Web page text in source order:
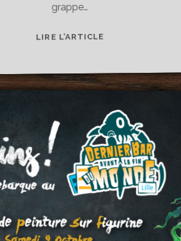
grappe…
LIRE L’ARTICLE[ATELIER
DIMANCHE
21
NOVEMBRE
AU
DERNIER
BAR
DE
LILLE